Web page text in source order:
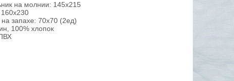
на молнии: 145х215
запахе: 70х70 (2ед)
100% хлопок